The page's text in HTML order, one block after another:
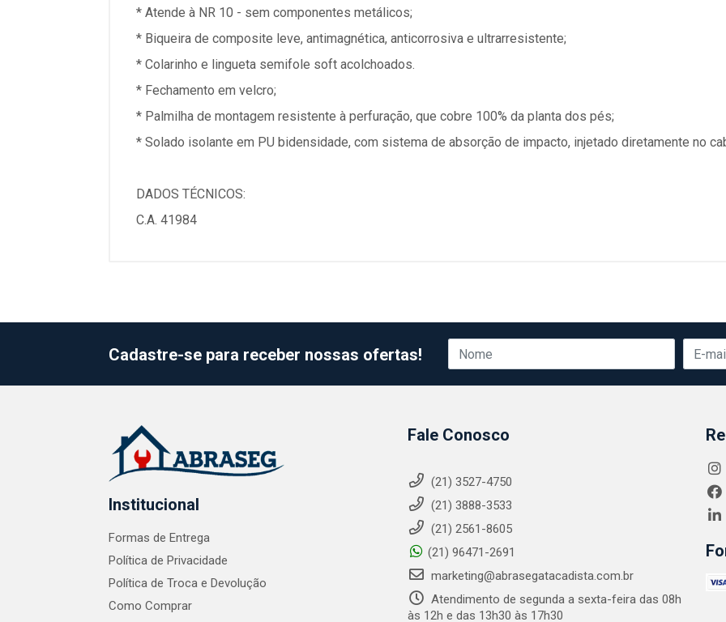
* Atende à NR 10 - sem componentes metálicos;
* Biqueira de composite leve, antimagnética, anticorrosiva e ultrarresistente;
* Colarinho e lingueta semifole soft acolchoados.
* Fechamento em velcro;
* Palmilha de montagem resistente à perfuração, que cobre 100% da planta dos pés;
* Solado isolante em PU bidensidade, com sistema de absorção de impacto, injetado diretamente no
DADOS TÉCNICOS:
C.A. 41984
Cadastre-se para receber nossas ofertas!
Institucional
Formas de Entrega
Política de Privacidade
Política de Troca e Devolução
Como Comprar
Fale Conosco
(21) 3527-4750
(21) 3888-3533
(21) 2561-8605
(21) 96471-2691
marketing@abrasegatacadista.com.br
Atendimento de segunda a sexta-feira das 08h
às 12h e das 13h30 às 17h30